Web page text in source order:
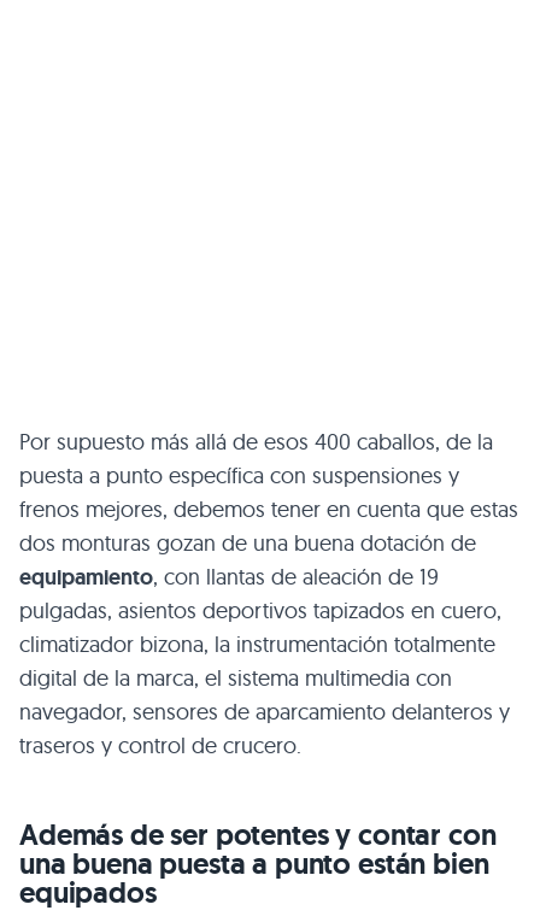
Por supuesto más allá de esos 400 caballos, de la
puesta a punto específica con suspensiones y
frenos mejores, debemos tener en cuenta que estas
dos monturas gozan de una buena dotación de
equipamiento, con llantas de aleación de 19
pulgadas, asientos deportivos tapizados en cuero,
climatizador bizona, la instrumentación totalmente
digital de la marca, el sistema multimedia con
navegador, sensores de aparcamiento delanteros y
traseros y control de crucero.
Además de ser potentes y contar con
una buena puesta a punto están bien
equipados